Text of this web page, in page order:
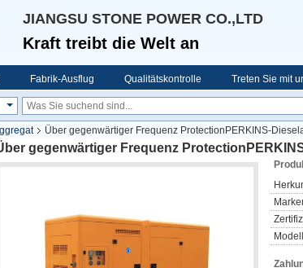
JIANGSU STONE POWER CO.,LTD
Kraft treibt die Welt an
Fabrik-Ausflug Qualitätskontrolle Treten Sie mit
Über gegenwärtiger Frequenz ProtectionPERKINS-
gegenwärtiger Frequenz